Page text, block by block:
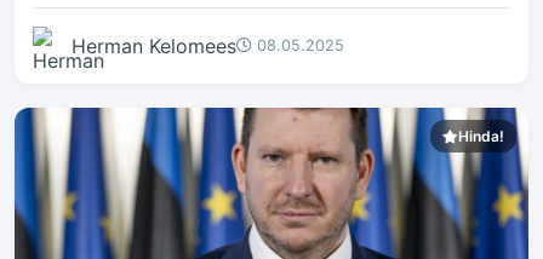
Herman Kelomees 08.05.2025
Hinda!